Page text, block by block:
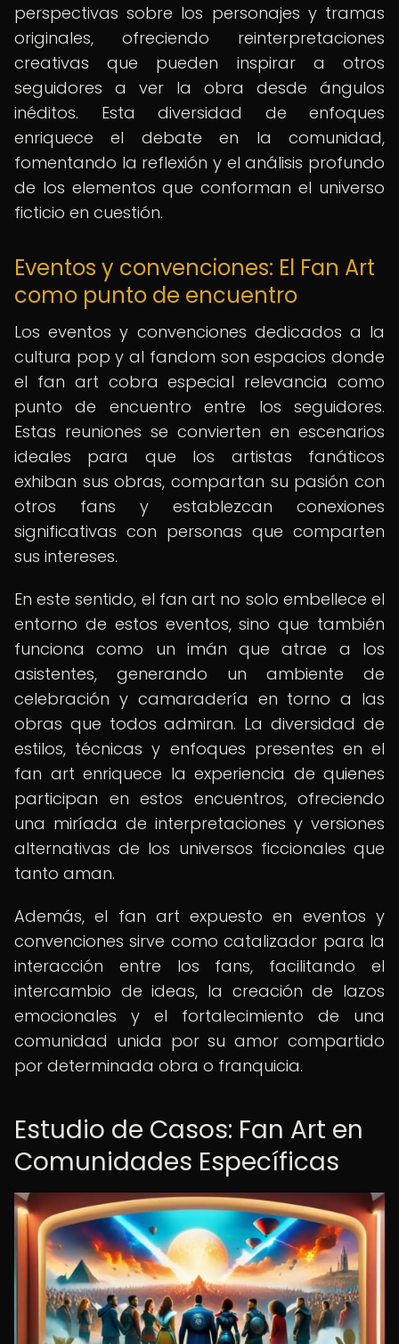
perspectivas sobre los personajes y tramas
originales, ofreciendo reinterpretaciones
creativas que pueden inspirar a otros
seguidores a ver la obra desde ángulos
inéditos. Esta diversidad de enfoques
enriquece el debate en la comunidad,
fomentando la reflexión y el análisis profundo
de los elementos que conforman el universo
ficticio en cuestión.
Eventos y convenciones: El Fan Art
como punto de encuentro
Los eventos y convenciones dedicados a la
cultura pop y al fandom son espacios donde
el fan art cobra especial relevancia como
punto de encuentro entre los seguidores.
Estas reuniones se convierten en escenarios
ideales para que los artistas fanáticos
exhiban sus obras, compartan su pasión con
otros fans y establezcan conexiones
significativas con personas que comparten
sus intereses.
En este sentido, el fan art no solo embellece el
entorno de estos eventos, sino que también
funciona como un imán que atrae a los
asistentes, generando un ambiente de
celebración y camaradería en torno a las
obras que todos admiran. La diversidad de
estilos, técnicas y enfoques presentes en el
fan art enriquece la experiencia de quienes
participan en estos encuentros, ofreciendo
una miríada de interpretaciones y versiones
alternativas de los universos ficcionales que
tanto aman.
Además, el fan art expuesto en eventos y
convenciones sirve como catalizador para la
interacción entre los fans, facilitando el
intercambio de ideas, la creación de lazos
emocionales y el fortalecimiento de una
comunidad unida por su amor compartido
por determinada obra o franquicia.
Estudio de Casos: Fan Art en
Comunidades Específicas